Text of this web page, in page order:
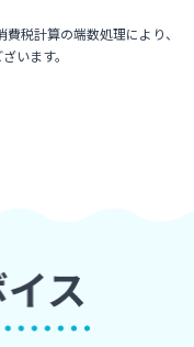
税計算の端数処理により、
います。